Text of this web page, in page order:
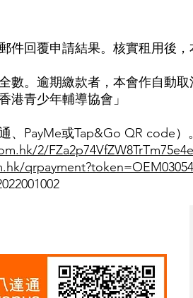
件回覆申請結果。核實租用後
。逾期繳款者，本會作自動取
港青少年輔導協會」
PayMe或Tap&Go QR code）。
2/